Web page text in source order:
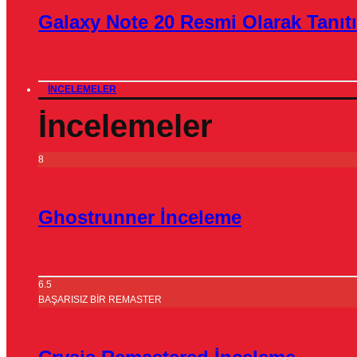
Galaxy Note 20 Resmi Olarak
İNCELEMELER
İncelemeler
8
Ghostrunner İnceleme
6.5
BAŞARISIZ BİR REMASTER